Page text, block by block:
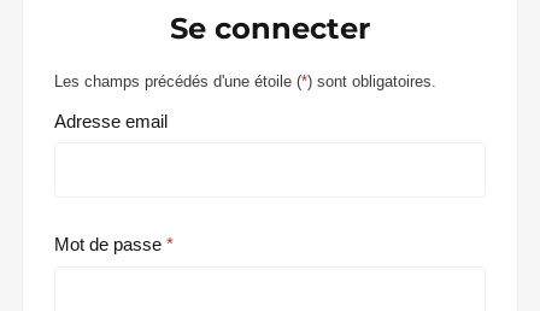
Se connecter
Les champs précédés d'une étoile (*) sont obligatoires.
Adresse email
Mot de passe